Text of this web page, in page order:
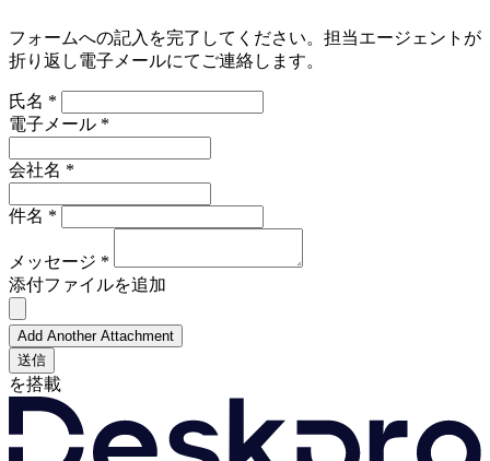
フォームへの記入を完了してください。担当エージェントが
折り返し電子メールにてご連絡します。
氏名 *
電子メール *
会社名 *
件名 *
メッセージ *
添付ファイルを追加
Add Another Attachment
送信
を搭載